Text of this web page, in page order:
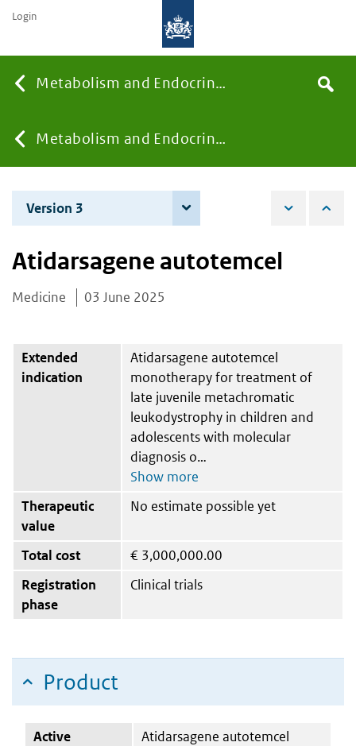
Metabolism and Endocrinology
You
are
here:
Metabolism and Endocrinology
the
Search
Login
Version 3
Atidarsagene autotemcel
Medicine 03 June 2025
Extended
indication
Atidarsagene autotemcel
monotherapy for treatment of
late juvenile metachromatic
leukodystrophy in children and
adolescents with molecular
diagnosis o
Therapeutic
value
No estimate possible yet
Total cost € 3,000,000.00
Registration
phase
Clinical trials
Product
Active
Atidarsagene autotemcel